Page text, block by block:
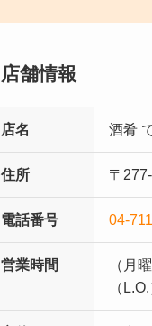
店舗情報
店名 酒肴
住所 〒
電話番号 04-
営業時間
（月
（L.O.